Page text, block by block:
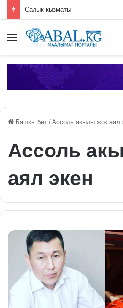
Меню
Башкы бет / Ассоль акылы жок аял
Ассоль
аял экен